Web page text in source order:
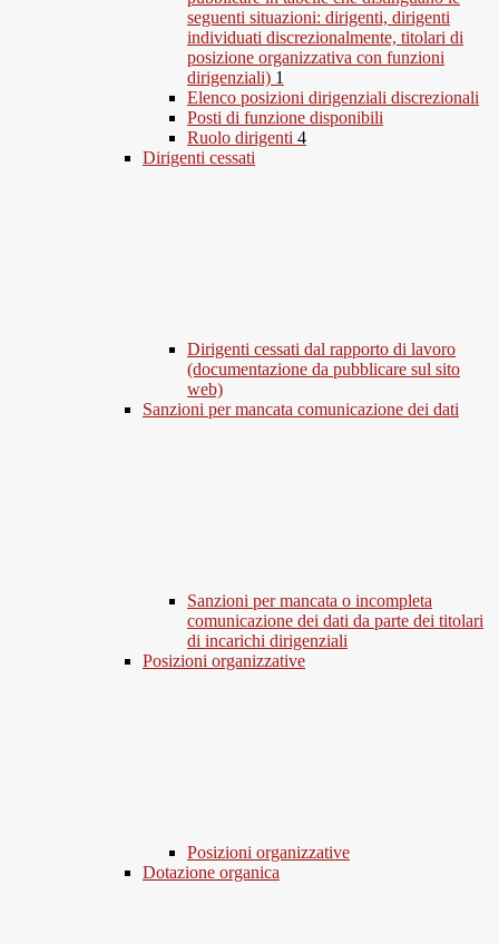
seguenti situazioni: dirigenti, dirigenti
individuati discrezionalmente, titolari di
posizione organizzativa con funzioni
dirigenziali) 1
Elenco posizioni dirigenziali discrezionali
Posti di funzione disponibili
Ruolo dirigenti 4
Dirigenti cessati
Dirigenti cessati dal rapporto di lavoro
(documentazione da pubblicare sul sito
web)
Sanzioni per mancata comunicazione dei dati
Sanzioni per mancata o incompleta
comunicazione dei dati da parte dei titolari
di incarichi dirigenziali
Posizioni organizzative
Posizioni organizzative
Dotazione organica